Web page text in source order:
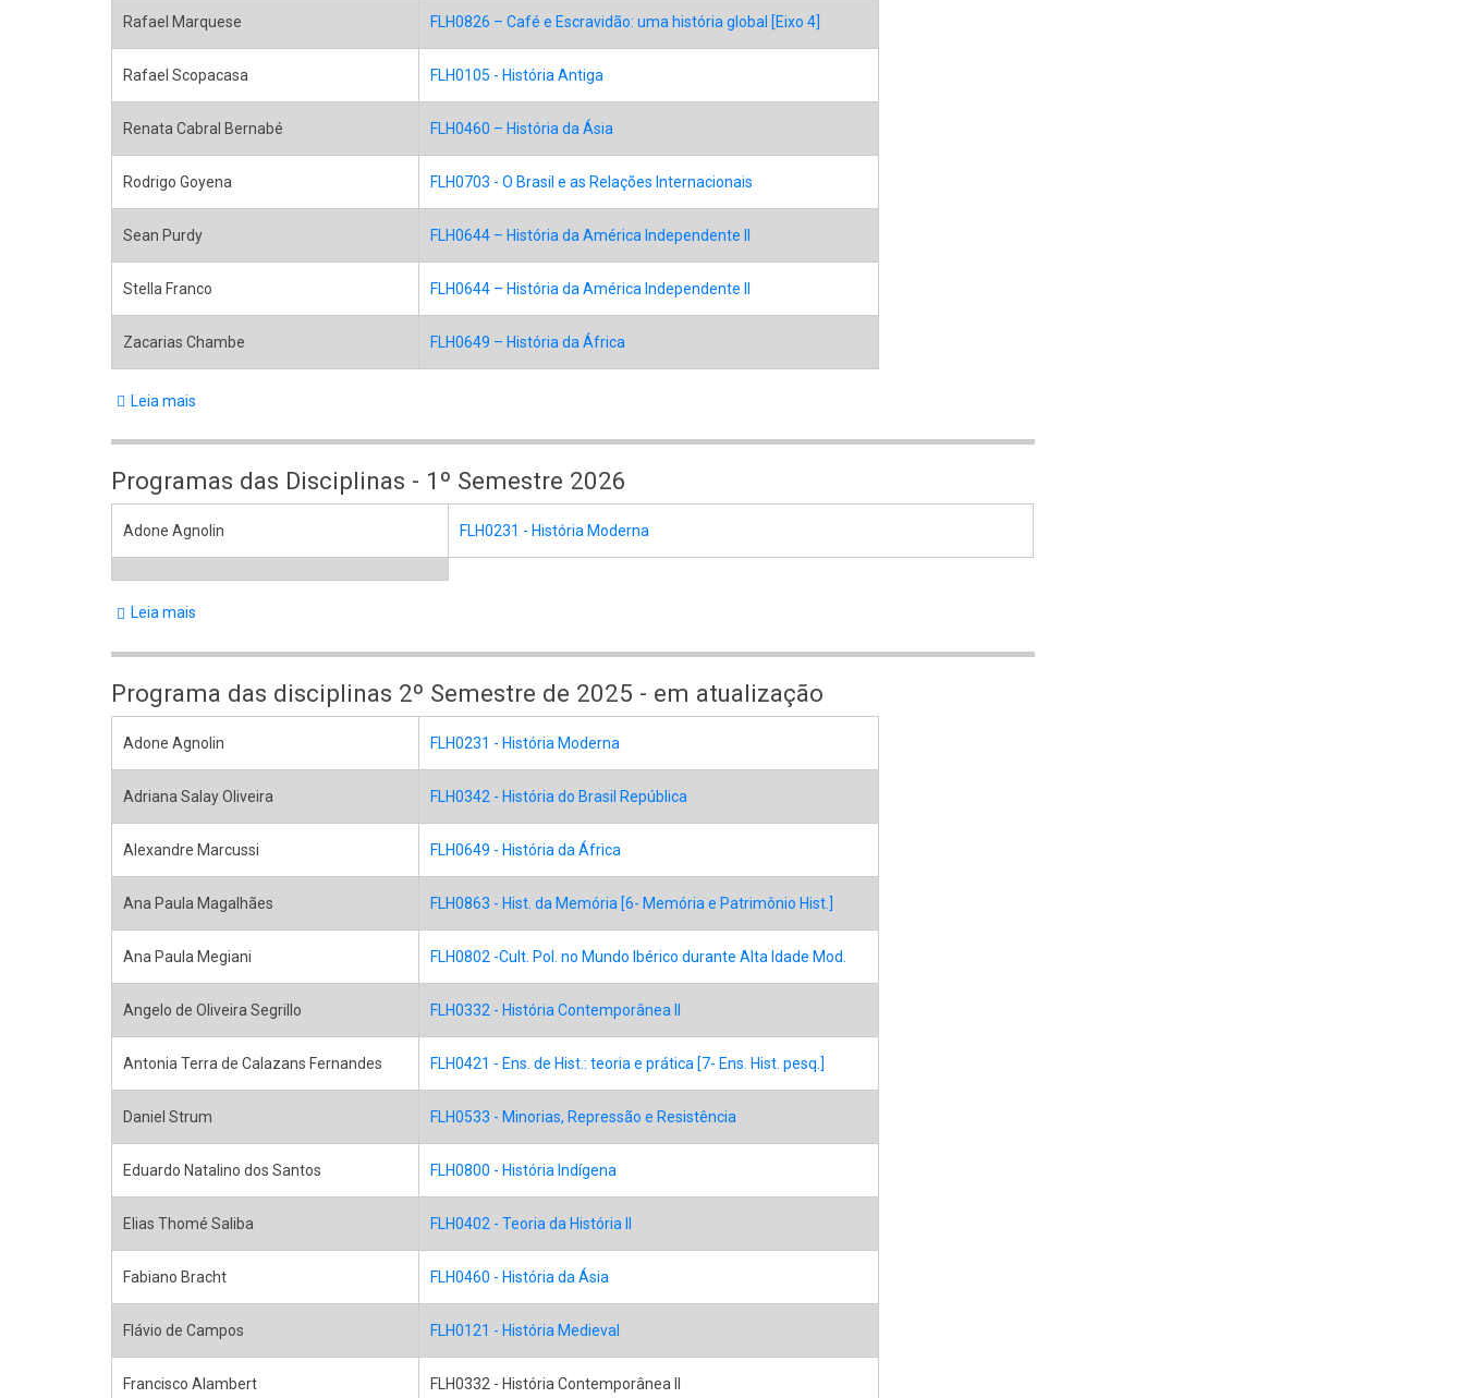
Rafael Marquese FLH0826 – Café e Escravidão: uma história global [Eixo 4]
Rafael Scopacasa FLH0105 - História Antiga
Renata Cabral Bernabé FLH0460 – História da Ásia
Rodrigo Goyena FLH0703 - O Brasil e as Relações Internacionais
Sean Purdy FLH0644 – História da América Independente II
Stella Franco FLH0644 – História da América Independente II
Zacarias Chambe FLH0649 – História da África
Leia mais
disciplinas
2º
Semestre
de
Programas das Disciplinas - 1º Semestre 2026
Adone Agnolin FLH0231 - História Moderna
Leia mais
Disciplinas
1º
Semestre
2026
Programa das disciplinas 2º Semestre de 2025 - em atualização
Adone Agnolin FLH0231 - História Moderna
Adriana Salay Oliveira FLH0342 - História do Brasil República
Alexandre Marcussi FLH0649 - História da África
Ana Paula Magalhães FLH0863 - Hist. da Memória [6- Memória e Patrimônio Hist.]
Ana Paula Megiani FLH0802 -Cult. Pol. no Mundo Ibérico durante Alta Idade Mod.
Angelo de Oliveira Segrillo FLH0332 - História Contemporânea II
Antonia Terra de Calazans Fernandes FLH0421 - Ens. de Hist.: teoria e prática [7- Ens. Hist. pesq.]
Daniel Strum FLH0533 - Minorias, Repressão e Resistência
Eduardo Natalino dos Santos FLH0800 - História Indígena
Elias Thomé Saliba FLH0402 - Teoria da História II
Fabiano Bracht FLH0460 - História da Ásia
Flávio de Campos FLH0121 - História Medieval
Francisco Alambert FLH0332 - História Contemporânea II